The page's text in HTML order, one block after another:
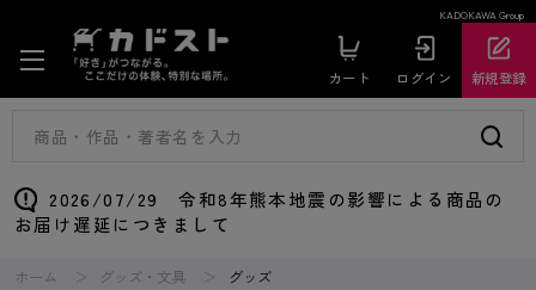
KADOKAWA Group
カート ログイン 新規登録
2026/07/29 令和8年熊本地震の影響による商品の
お届け遅延につきまして
ホーム グッズ・文具 グッズ